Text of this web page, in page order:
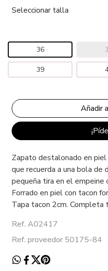
Seleccionar talla
36
39
Zapato destalonado en
que recuerda a una bola de
pequeña tira en el empeine
Forrado en piel con tacon
Tapa tacon 2cm.
Ref. A02417
Ref. proveedor 50175-84